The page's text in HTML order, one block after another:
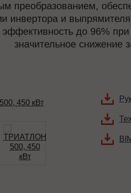
преобразованием,
инвертора и
эффективность до 96%
значительное